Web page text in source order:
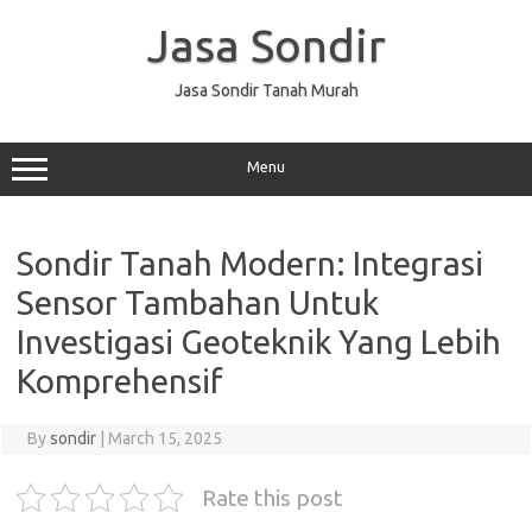
Jasa Sondir
Jasa Sondir Tanah Murah
Menu
Sondir Tanah Modern: Integrasi
Sensor Tambahan Untuk
Investigasi Geoteknik Yang Lebih
Komprehensif
Bysondir March 15, 2025
Rate this post